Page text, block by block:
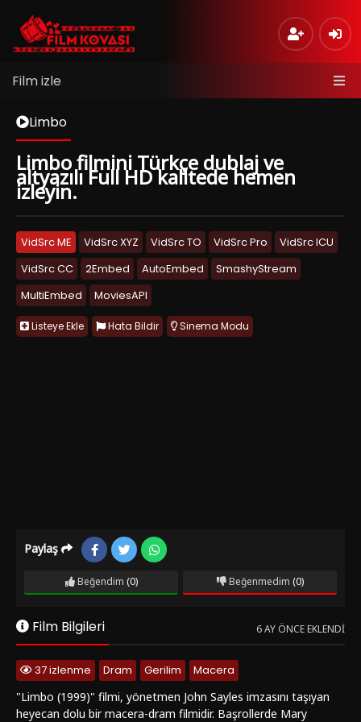
Film izle
Limbo
Limbo filmini Türkçe dublaj ve
altyazılı Full HD kalitede hemen
izleyin.
VidSrc ME VidSrc XYZ VidSrc TO VidSrc Pro
VidSrc ICU
VidSrc CC
2Embed AutoEmbed
SmashyStream
MultiEmbed
MoviesAPI
Listeye Ekle Hata Bildir Sinema Modu
Paylaş
Beğendim (0) Beğenmedim (0)
Film Bilgileri 6 AY ÖNCE EKLENDI
37 izlenme Dram Gerilim
Macera
"Limbo (1999)" filmi, yönetmen John Sayles imzasını taşıyan
heyecan dolu bir macera-dram filmidir. Başrollerde Mary